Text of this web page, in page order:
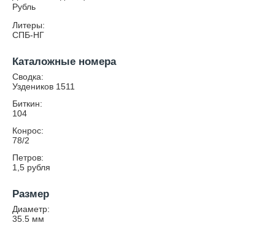
Рубль
Литеры:
СПБ-НГ
Каталожные номера
Сводка:
Уздеников 1511
Биткин:
104
Конрос:
78/2
Петров:
1,5 рубля
Размер
Диаметр:
35.5 мм